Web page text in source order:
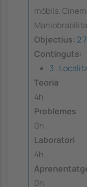
mòbils.
Objectius: 27
Continguts:
3 .
Teoria
4h
Problemes
0h
Laboratori
4h
0h